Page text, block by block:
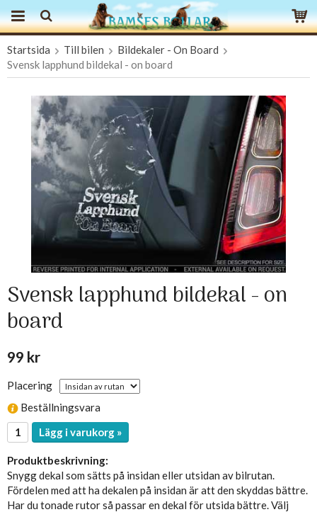
Produkten har blivit tillagd i varukorgen
Startsida Till bilen
Bildekaler - On Board
Svensk lapphund bildekal - on board
Svensk lapphund bildekal - on
board
99 kr
Placering
Beställningsvara
Lägg i varukorg »
Produktbeskrivning:
Snygg dekal som sätts på insidan eller utsidan av bilrutan.
Fördelen med att ha dekalen på insidan är att den skyddas bättre.
Har du tonade rutor så passar en dekal för utsida bättre. Välj